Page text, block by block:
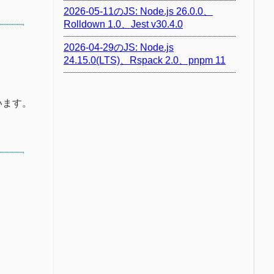
す。
2026-05-11のJS: Node.js 26.0.0、
Rolldown 1.0、Jest v30.4.0
2026-04-29のJS: Node.js
24.15.0(LTS)、Rspack 2.0、pnpm 11